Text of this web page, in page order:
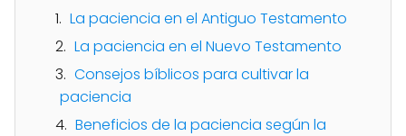
La paciencia en el Antiguo Testamento
La paciencia en el Nuevo Testamento
Consejos bíblicos para cultivar la
paciencia
Beneficios de la paciencia según la